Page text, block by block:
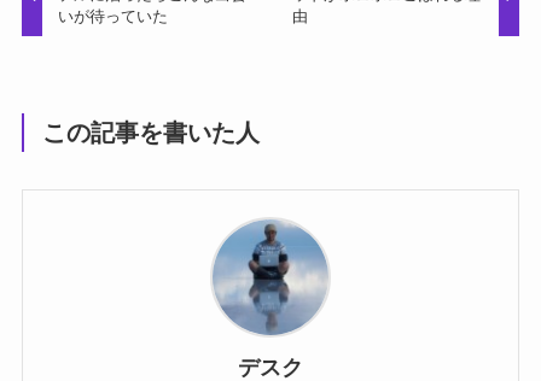
いが待っていた
由
この記事を書いた人
デスク